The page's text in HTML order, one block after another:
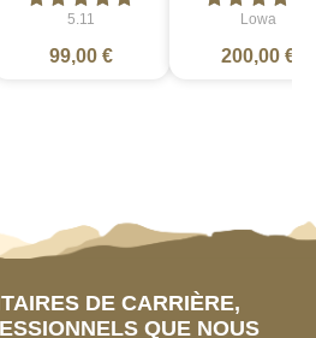
5.11
99,00 €
Lowa
200,00 €
DE CARRIÈRE,
QUE NOUS